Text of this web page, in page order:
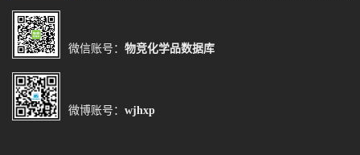
微信账号： 物竞化学品数据库
微博账号： wjhxp